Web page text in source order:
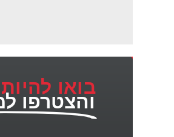
בואו
והצטרפו